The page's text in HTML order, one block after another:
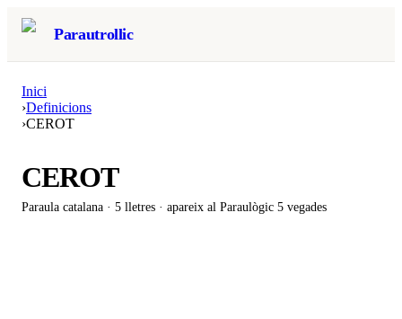
Parautrollic
Inici
›Definicions
›CEROT
CEROT
Paraula catalana · 5 lletres · apareix al Paraulògic 5 vegades